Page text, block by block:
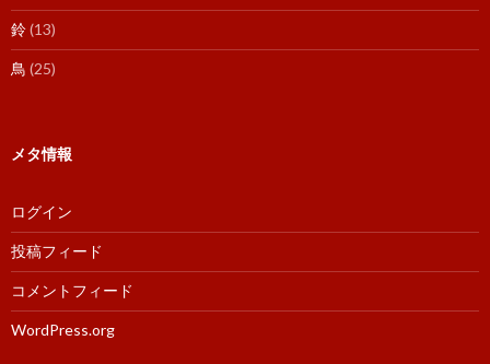
鈴(13)
鳥 (25)
メタ情報
ログイン
投稿フィード
コメントフィード
WordPress.org